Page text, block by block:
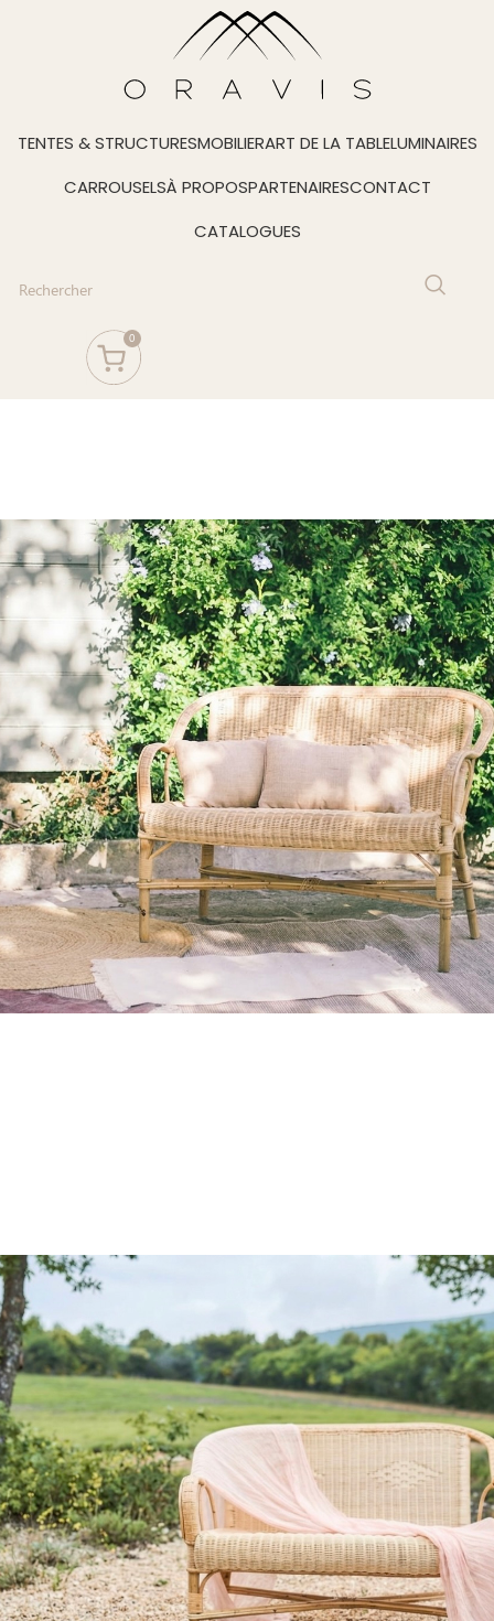
TENTES & STRUCTURESMOBILIERART DE LA TABLELUMINAIRES
CARROUSELSÀ PROPOSPARTENAIRESCONTACT
CATALOGUES
0